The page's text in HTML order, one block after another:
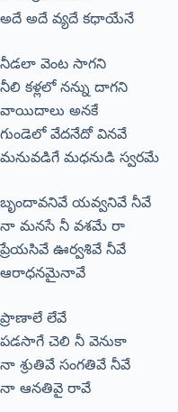
అదే అదే వ్యదే కధాయేనే
నీడలా వెంట సాగని
నీలి కళ్లలో నన్ను దాగని
వాయిదాలు అనకే
గుండెలో వేదనేదో వినవే
మనువడిగే మధనుడి స్వరమే
బృందావనివే యవ్వనివే నీవే
నా మనసే నీ వశమే రా
ప్రేయసివే ఊర్వశివే నీవే
ఆరాధనమైనావే
ప్రాణాలే లేవే
పడసాగే చెలి నీ వెనుకా
నా శ్రుతివే సంగతివే నీవే
నా ఆనతివై రావే